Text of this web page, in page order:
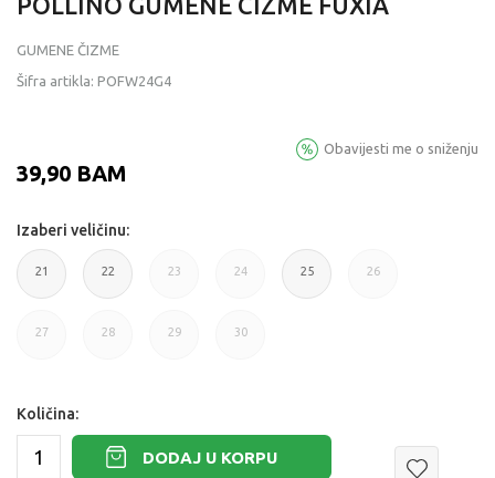
GUMENE ČIZME
Šifra artikla: POFW24G4
39,90 BAM
Obavijesti me o sniženju
Izaberi veličinu:
21 22 23 24 25 26
27 28 29 30
Količina:
DODAJ U KORPU